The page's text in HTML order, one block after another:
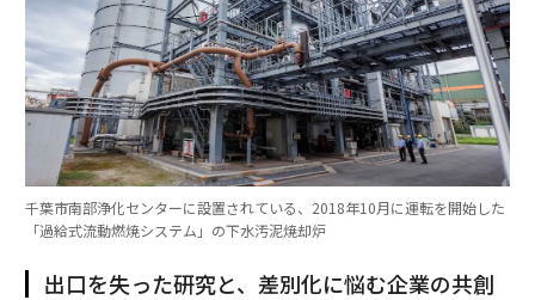
千葉市南部浄化センターに設置されている、2018年10月に運転を開始した
「過給式流動燃焼システム」の下水汚泥焼却炉
出口を失った研究と、差別化に悩む企業の共創